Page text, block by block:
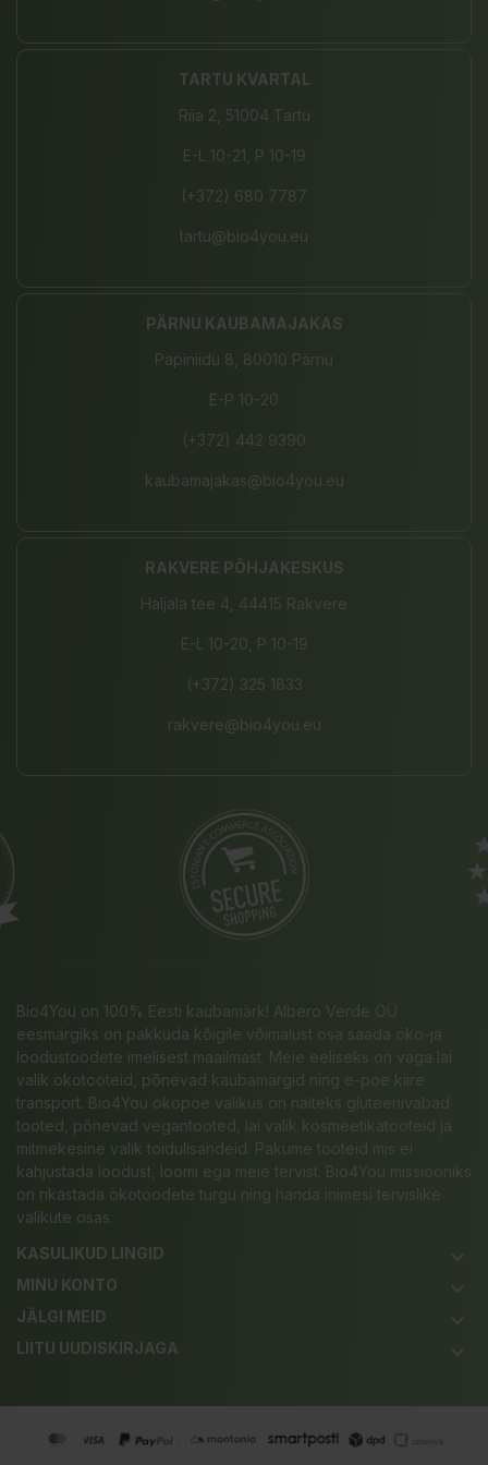
TARTU KVARTAL
Riia 2, 51004 Tartu
E-L 10-21, P 10-19
(+372) 680 7787
tartu@bio4you.eu
PÄRNU KAUBAMAJAKAS
Papiniidu 8, 80010 Pärnu
E-P 10-20
(+372) 442 9390
kaubamajakas@bio4you.eu
RAKVERE PÕHJAKESKUS
Haljala tee 4, 44415 Rakvere
E-L 10-20, P 10-19
(+372) 325 1833
rakvere@bio4you.eu
Bio4You on 100% Eesti kaubamärk! Albero Verde OÜ
eesmärgiks on pakkuda kõigile võimalust osa saada öko-ja
loodustoodete imelisest maailmast. Meie eeliseks on väga lai
valik ökotooteid, põnevad kaubamärgid ning e-poe kiire
transport. Bio4You ökopoe valikus on näiteks gluteenivabad
tooted, põnevad vegantooted, lai valik kosmeetikatooteid ja
mitmekesine valik toidulisandeid. Pakume tooteid mis ei
kahjustada loodust, loomi ega meie tervist. Bio4You missiooniks
on rikastada ökotoodete turgu ning harida inimesi tervislike
valikute osas.
KASULIKUD LINGID
keyboard_arrow_down
MINU KONTO keyboard_arrow_down
JÄLGI MEID keyboard_arrow_down
LIITU UUDISKIRJAGA keyboard_arrow_down